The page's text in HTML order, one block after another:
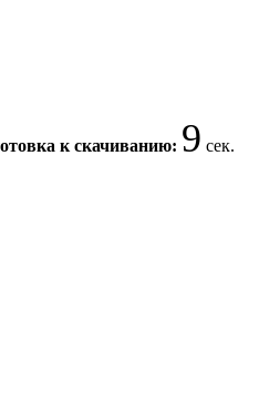
к скачиванию: 9 сек.